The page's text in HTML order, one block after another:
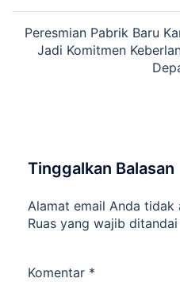
Peresmian Pabrik Baru
Jadi Komitmen
Tinggalkan Balasan
Alamat email Anda tidak
Ruas yang wajib ditandai
Komentar *